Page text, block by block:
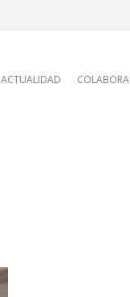
ACTUALIDAD COLABORA